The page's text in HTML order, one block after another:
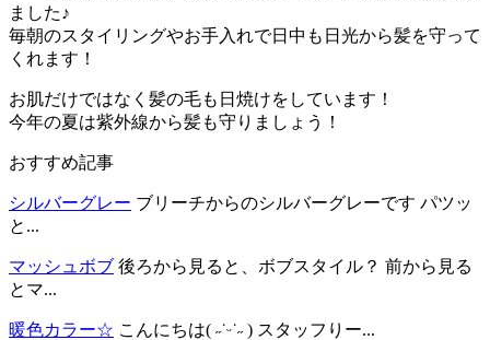
ました♪
毎朝のスタイリングやお手入れで日中も日光から髪を守って
くれます！
お肌だけではなく髪の毛も日焼けをしています！
今年の夏は紫外線から髪も守りましょう！
おすすめ記事
シルバーグレー ブリーチからのシルバーグレーです パツッ
と...
マッシュボブ 後ろから見ると、ボブスタイル？ 前から見る
とマ...
暖色カラー☆ こんにちは( ˶˙ᵕ˙˶ ) スタッフりー...